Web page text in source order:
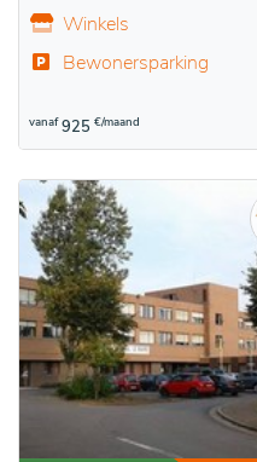
Winkels
Bewonersparking
vanaf 925 €/maand